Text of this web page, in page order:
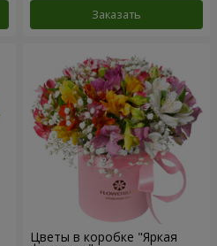
Заказать
Цветы в коробке "Яркая